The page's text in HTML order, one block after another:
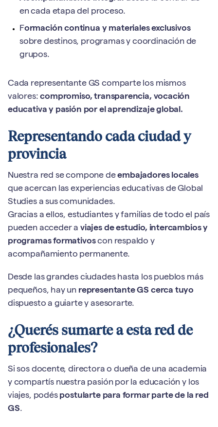
en cada etapa del proceso.
Formación continua y materiales exclusivos
sobre destinos, programas y coordinación de
grupos.
Cada representante GS comparte los mismos
valores:compromiso, transparencia, vocación
educativa y pasión por el aprendizaje global.
Representando cada ciudad y
provincia
Nuestra red se compone deembajadores locales
que acercan las experiencias educativas de Global
Studies a sus comunidades.
Gracias a ellos, estudiantes y familias de todo el país
pueden acceder a viajes de estudio, intercambios y
programas formativoscon respaldo y
acompañamiento permanente.
Desde las grandes ciudades hasta los pueblos más
pequeños, hay un representante GS cerca tuyo
dispuesto a guiarte y asesorarte.
¿Querés sumarte a esta red de
profesionales?
Si sos docente, directora o dueña de una academia
y compartís nuestra pasión por la educación y los
viajes, podés postularte para formar parte de la red
GS.